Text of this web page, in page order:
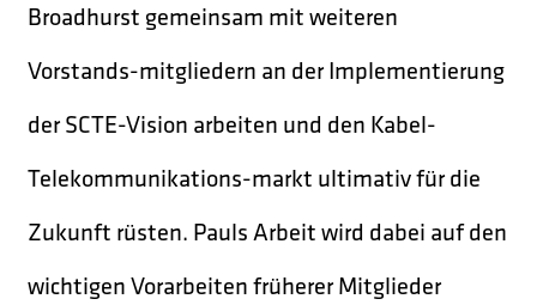
Broadhurst gemeinsam mit weiteren
Vorstands-mitgliedern an der Implementierung
der SCTE-Vision arbeiten und den Kabel-
Telekommunikations-markt ultimativ für die
Zukunft rüsten. Pauls Arbeit wird dabei auf den
wichtigen Vorarbeiten früherer Mitglieder